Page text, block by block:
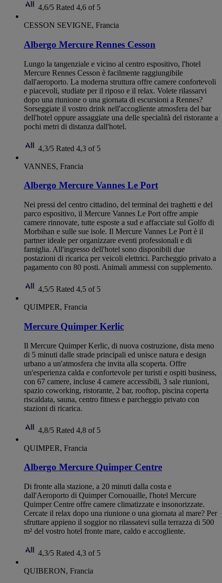
4,6/5 Rated 4,6 of 5
CESSON SEVIGNE, Francia
Albergo Mercure Rennes Cesson
Lungo la tangenziale e vicino al centro espositivo, l'hotel
Mercure Rennes Cesson è facilmente raggiungibile
dall'aeroporto. La moderna struttura offre camere confortevoli
e piacevoli, studiate per il riposo e il relax. Volete rilassarvi
dopo una riunione o una giornata di escursioni a Rennes?
Sorseggiate il vostro drink nell'accogliente atmosfera del bar
dell'hotel oppure assaggiate una delle specialità del ristorante a
pochi metri di distanza dall'hotel.
4,3/5 Rated 4,3 of 5
VANNES, Francia
Albergo Mercure Vannes Le Port
Nei pressi del centro cittadino, del terminal dei traghetti e del
parco espositivo, il Mercure Vannes Le Port offre ampie
camere rinnovate, tutte esposte a sud e affacciate sul Golfo di
Morbihan e sulle sue isole. Il Mercure Vannes Le Port è il
partner ideale per organizzare eventi professionali e di
famiglia. All'ingresso dell'hotel sono disponibili due
postazioni di ricarica per veicoli elettrici. Parcheggio privato a
pagamento con 80 posti. Animali ammessi con supplemento.
4,5/5 Rated 4,5 of 5
QUIMPER, Francia
Mercure Quimper Kerlic
Il Mercure Quimper Kerlic, di nuova costruzione, dista meno
di 5 minuti dalle strade principali ed unisce natura e design
urbano a un'atmosfera che invita alla scoperta. Offre
un'esperienza calda e confortevole per turisti e ospiti business,
con 67 camere, incluse 4 camere accessibili, 3 sale riunioni,
spazio coworking, ristorante, 2 bar, rooftop, piscina coperta
riscaldata, sauna, centro fitness e parcheggio privato con
stazioni di ricarica.
4,8/5 Rated 4,8 of 5
QUIMPER, Francia
Albergo Mercure Quimper Centre
Di fronte alla stazione, a 20 minuti dalla costa e
dall'Aeroporto di Quimper Cornouaille, l'hotel Mercure
Quimper Centre offre camere climatizzate e insonorizzate.
Cercate il relax dopo una riunione o una giornata al mare? Per
sfruttare appieno il soggior no rilassatevi sulla terrazza di 500
m² del vostro hotel fronte mare, caldo e accogliente.
4,3/5 Rated 4,3 of 5
QUIBERON, Francia